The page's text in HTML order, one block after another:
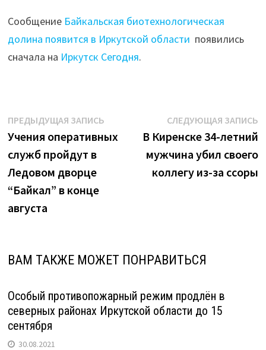
Сообщение Байкальская биотехнологическая
долина появится в Иркутской области появились
сначала на Иркутск Сегодня.
Навигация
по
записям
ПРЕДЫДУЩАЯ ЗАПИСЬПредыдущая
запись:
Учения оперативных
служб пройдут в
Ледовом дворце
“Байкал” в конце
августа
СЛЕДУЮЩАЯ ЗАПИСЬ
В Киренске 34-летний
мужчина убил своего
коллегу из-за ссоры
ВАМ ТАКЖЕ МОЖЕТ ПОНРАВИТЬСЯ
Особый противопожарный режим продлён в
северных районах Иркутской области до 15
сентября
30.08.2021